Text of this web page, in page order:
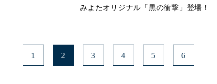
みよたオリジナル「黒の衝撃」登場！
1 2 3 4 5 6